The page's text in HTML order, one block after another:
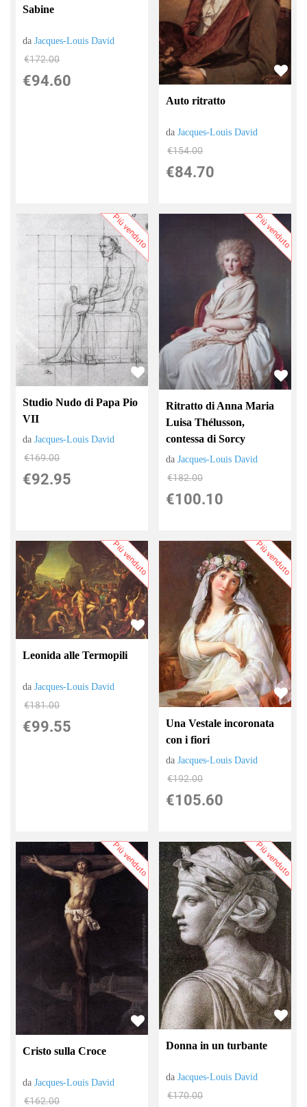
Sabine
daJacques-Louis David
€172.00
€94.60
Auto ritratto
daJacques-Louis David
€154.00
€84.70
Più venduto
Studio Nudo di Papa Pio
VII
daJacques-Louis David
€169.00
€92.95
Più venduto
Ritratto di Anna Maria
Luisa Thélusson,
contessa di Sorcy
daJacques-Louis David
€182.00
€100.10
Più venduto
Leonida alle Termopili
daJacques-Louis David
€181.00
€99.55
Più venduto
Una Vestale incoronata
con i fiori
daJacques-Louis David
€192.00
€105.60
Più venduto
Cristo sulla Croce
daJacques-Louis David
€162.00
Più venduto
Donna in un turbante
daJacques-Louis David
€170.00